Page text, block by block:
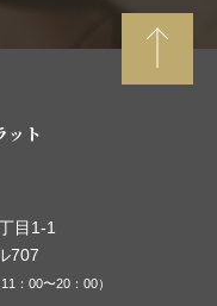
ット
目1-1
707
：00〜20：00）